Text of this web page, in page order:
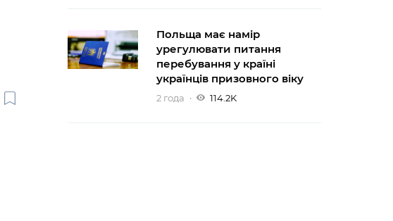
Польща має намір
урегулювати питання
перебування у країні
українців призовного віку
2 года 114.2K